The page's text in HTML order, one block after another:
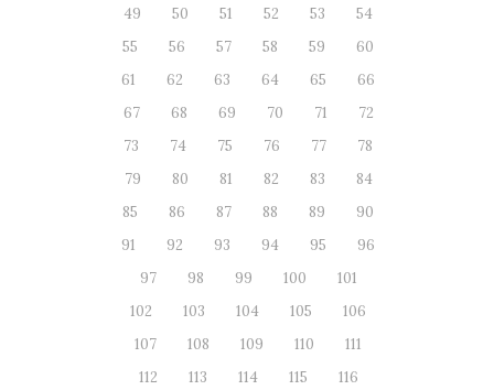
49
50 51 52 53
54
55
56 57 58 59
60
61
62 63 64 65
66
67
68 69 70 71
72
73
74 75 76 77
78
79
80 81 82 83
84
85
86 87 88 89
90
91
92 93 94 95
96
97
98 99 100
101
102
103 104 105
106
107
108 109 110
111
112
113 114 115
116